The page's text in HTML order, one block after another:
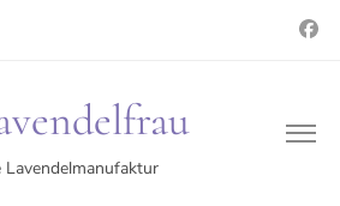
Lavendelmanufaktur